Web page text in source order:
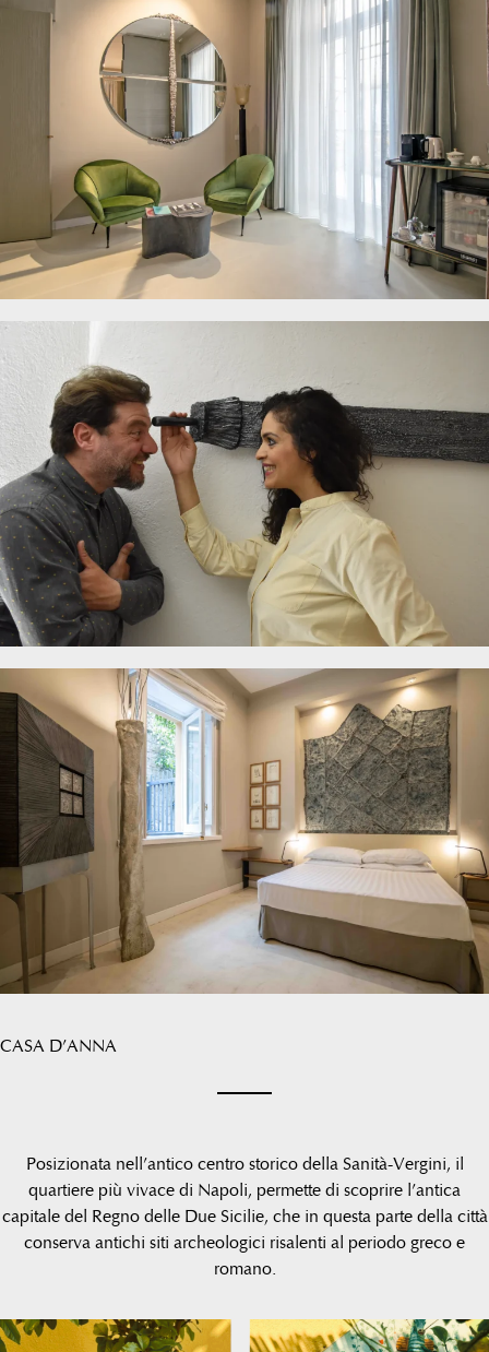
CASA D’ANNA
Posizionata nell’antico centro storico della Sanità-Vergini, il
quartiere più vivace di Napoli, permette di scoprire l’antica
capitale del Regno delle Due Sicilie, che in questa parte della città
conserva antichi siti archeologici risalenti al periodo greco e
romano.